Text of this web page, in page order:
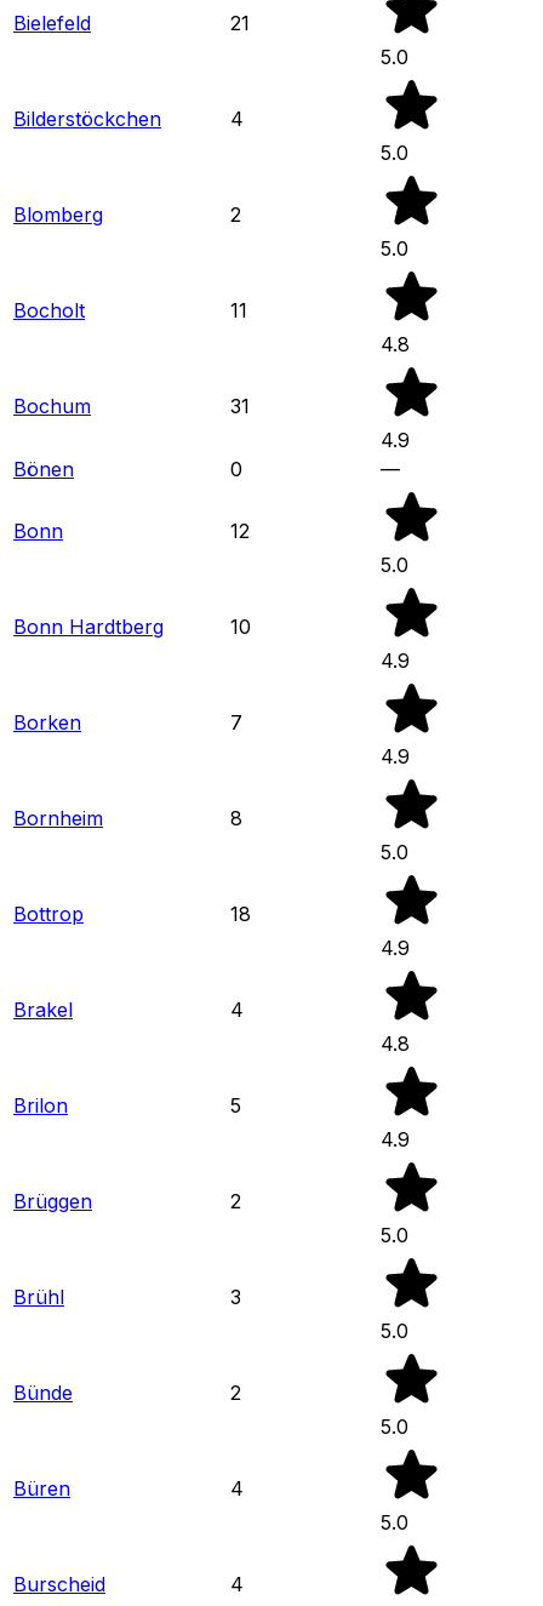
Bielefeld
21
5.0
Bilderstöckchen
4
5.0
Blomberg
2
5.0
Bocholt
11
4.8
Bochum
31
4.9
Bönen
0 —
Bonn
12
5.0
Bonn Hardtberg
10
4.9
Borken
7
4.9
Bornheim
8
5.0
Bottrop
18
4.9
Brakel
4
4.8
Brilon
5
4.9
Brüggen
2
5.0
Brühl
3
5.0
Bünde
2
5.0
Büren
4
5.0
Burscheid
4